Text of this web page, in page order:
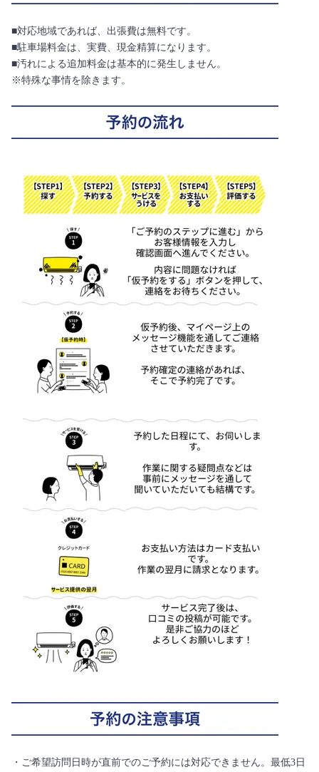
■対応地域であれば、出張費は無料です。
■駐車場料金は、実費、現金精算になります。
■汚れによる追加料金は基本的に発生しません。
※特殊な事情を除きます。
・ご希望訪問日時が直前でのご予約には対応できません。最低3日